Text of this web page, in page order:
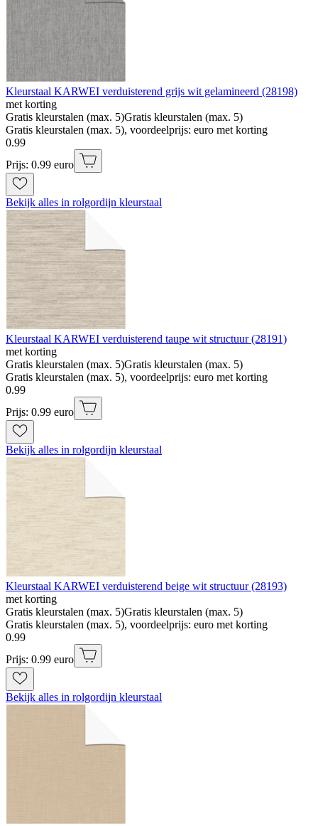
Kleurstaal KARWEI verduisterend grijs wit gelamineerd (28198)
met korting
Gratis kleurstalen (max. 5)Gratis kleurstalen (max. 5)
Gratis kleurstalen (max. 5), voordeelprijs: euro met korting
0.99
Prijs: 0.99 euro
Bekijk alles in rolgordijn kleurstaal
Kleurstaal KARWEI verduisterend taupe wit structuur (28191)
met korting
Gratis kleurstalen (max. 5)Gratis kleurstalen (max. 5)
Gratis kleurstalen (max. 5), voordeelprijs: euro met korting
0.99
Prijs: 0.99 euro
Bekijk alles in rolgordijn kleurstaal
Kleurstaal KARWEI verduisterend beige wit structuur (28193)
met korting
Gratis kleurstalen (max. 5)Gratis kleurstalen (max. 5)
Gratis kleurstalen (max. 5), voordeelprijs: euro met korting
0.99
Prijs: 0.99 euro
Bekijk alles in rolgordijn kleurstaal